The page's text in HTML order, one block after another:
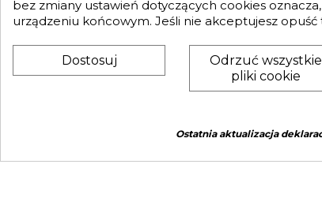
Słownik pojęć
Zwroty
bez zmiany ustawień dotyczących cookies
urządzeniu końcowym. Jeśli nie akceptujesz
Odrzuć wszystkie
pliki cookie
Dostosuj
Ostatnia aktualizacja